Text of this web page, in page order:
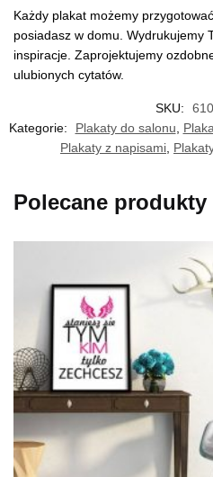
Każdy plakat możemy
posiadasz w domu. Wydrukujemy
inspiracje. Zaprojektujemy
ulubionych cytatów.
SKU:
Kategorie:
Plakaty do salonu,
Plakaty z napisami,
Polecane produkty